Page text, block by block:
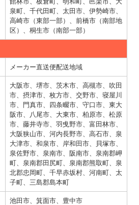
泉町、千代田町、太田市、伊勢崎市、
高崎市（東部一部）、前橋市（南部地
区）、桐生市（南部一部）
メーカー直送便配送地域
大阪市、堺市、茨木市、高槻市、吹田
市、摂津市、枚方市、交野市、寝屋川
市、門真市、四条畷市、守口市、東大
阪市、八尾市、大東市、柏原市、松原
市、藤井寺市、羽曵野市、富田林市、
大阪狭山市、河内長野市、高石市、泉
大津市、和泉市、岸和田市、貝塚市、
泉佐野市、泉南市、阪南市、泉南郡岬
町、泉南郡田尻町、泉南郡熊取町、泉
北郡忠岡町、千早赤坂村、河南町、太
子町、三島郡島本町
池田市、箕面市、豊中市